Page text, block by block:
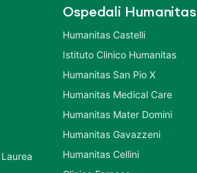
Ospedali Humanitas
Humanitas Castelli
Istituto Clinico Humanitas
Humanitas San Pio X
Humanitas Medical Care
Humanitas Mater Domini
Humanitas Gavazzeni
Humanitas Cellini